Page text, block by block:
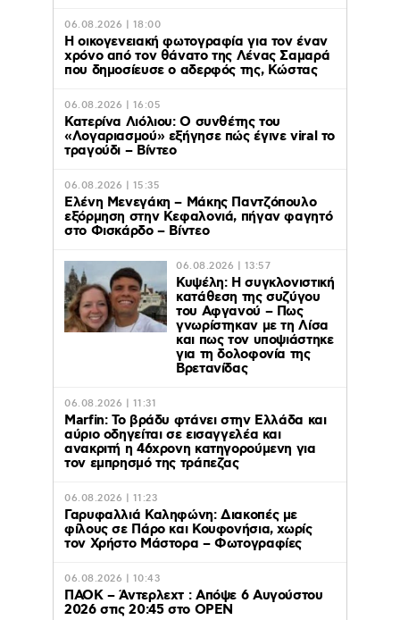
06.08.2026 | 18:00
Η οικογενειακή φωτογραφία για τον έναν
χρόνο από τον θάνατο της Λένας Σαμαρά
που δημοσίευσε ο αδερφός της, Κώστας
06.08.2026 | 16:05
Κατερίνα Λιόλιου: Ο συνθέτης του
«Λογαριασμού» εξήγησε πώς έγινε viral το
τραγούδι – Βίντεο
06.08.2026 | 15:35
Ελένη Μενεγάκη – Μάκης Παντζόπουλο
εξόρμηση στην Κεφαλονιά, πήγαν φαγητό
στο Φισκάρδο – Βίντεο
06.08.2026 | 13:57
Κυψέλη: Η συγκλονιστική
κατάθεση της συζύγου
του Αφγανού – Πως
γνωρίστηκαν με τη Λίσα
και πως τον υποψιάστηκε
για τη δολοφονία της
Βρετανίδας
06.08.2026 | 11:31
Marfin: Το βράδυ φτάνει στην Ελλάδα και
αύριο οδηγείται σε εισαγγελέα και
ανακριτή η 46χρονη κατηγορούμενη για
τον εμπρησμό της τράπεζας
06.08.2026 | 11:23
Γαρυφαλλιά Καληφώνη: Διακοπές με
φίλους σε Πάρο και Κουφονήσια, χωρίς
τον Χρήστο Μάστορα – Φωτογραφίες
06.08.2026 | 10:43
ΠΑΟΚ – Άντερλεχτ : Απόψε 6 Αυγούστου
2026 στις 20:45 στο ΟΡΕΝ